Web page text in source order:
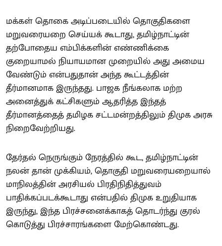
மக்கள் தொகை அடிப்படையில் தொகுதிகளை
மறுவரையறை செய்யக் கூடாது, தமிழ்நாட்டின்
தற்போதைய எம்பிக்களின் எண்ணிக்கை
குறையாமல் நியாயமான முறையில் அது அமைய
வேண்டும் என்பதுதான் அந்த கூட்டத்தின்
தீர்மானமாக இருந்தது. பாஜக நீங்கலாக மற்ற
அனைத்துக் கட்சிகளும் ஆதரித்த இந்தத்
தீர்மானத்தைத் தமிழக சட்டமன்றத்திலும் திமுக அரசு
நிறைவேற்றியது.
தேர்தல் நெருங்கும் நேரத்தில் கூட, தமிழ்நாட்டின்
நலன் தான் முக்கியம், தொகுதி மறுவரையறையால்
மாநிலத்தின் அரசியல் பிரதிநிதித்துவம்
பாதிக்கப்படக்கூடாது என்பதில் திமுக உறுதியாக
இருந்து, இந்த பிரச்சனைக்காகத் தொடர்ந்து குரல்
கொடுத்து பிரச்சாரங்களை மேற்கொண்டது.